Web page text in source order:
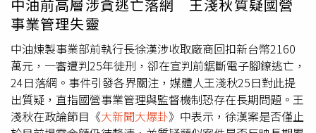
進黨就開始從中煽動抗中保台，然後從中撈好處，因為抗中
保台你就要買武器，買武器就有仲介費、有佣金有回購，這
都是幾百億，那到誰口袋去了？他們都在國外都有帳戶。兩
岸這個抗中保台他撈錢，兩岸真打起來真的都跑掉，因為幾
百億都存在美國啊。張延廷直言，民進黨的天敵就三大天
敵，兩岸和平、兩岸交流、兩岸多互動，他最怕這三個，因
為只要做到這三項，民進黨選票馬上就跑了，為什麼，才知
中油前高層涉貪逃亡落網 王淺秋質疑國營
事業管理失靈
中油煉製事業部前執行長徐漢涉收取廠商回扣新台幣2160
萬元，一審遭判25年徒刑，卻在宣判前鋸斷電子腳鐐逃亡，
24日落網。事件引發各界關注，媒體人王淺秋25日對此提
出質疑，直指國營事業管理與監督機制恐存在長期問題。王
淺秋在政論節目《大新聞大爆卦》中表示，徐漢案是否僅止